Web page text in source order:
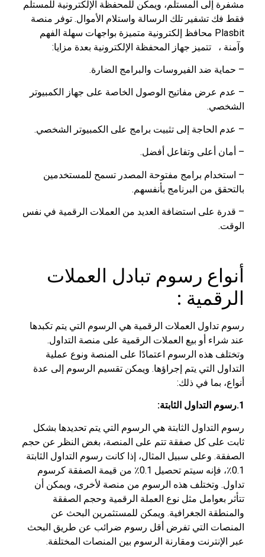
مشفرة إلى المستلم، ويمكن للمحفظة الإلكترونية للمستلم
فقط فك تشفير تلك الرسالة واستلام الأموال. توفر منصة
Plasbit محافظ إلكترونية متميزة بواجهات سهلة الفهم
وآمنة ، تتميز جهاز المحفظة الإلكترونية بعدة مزايا:
– حماية ضد الفيروسات والبرامج الضارة.
– عدم عرض مفاتيح الوصول الخاصة على جهاز الكمبيوتر
الشخصي.
– عدم الحاجة إلى تثبيت برامج على الكمبيوتر الشخصي.
– أمان أعلى وتفاعل أفضل.
– استخدام برامج مفتوحة المصدر تسمح للمستخدمين
بالتحقق من البرنامج بأنفسهم.
– قدرة على استضافة العديد من العملات الرقمية في نفس
الوقت.
أنواع رسوم تبادل العملات
الرقمية :
رسوم تداول العملات الرقمية هي الرسوم التي يتم تكبدها
عند شراء أو بيع العملات الرقمية على منصة التداول.
وتختلف هذه الرسوم اعتمادًا على المنصة ونوع عملية
التداول التي يتم إجراؤها. ويمكن تقسيم الرسوم إلى عدة
أنواع، بما في ذلك:
1.رسوم التداول الثابتة:
رسوم التداول الثابتة هي الرسوم التي يتم تحديدها بشكل
ثابت على كل صفقة تتم على المنصة، بغض النظر عن حجم
الصفقة. وعلى سبيل المثال، إذا كانت رسوم التداول الثابتة
0.1٪، فإنه سيتم تحصيل 0.1٪ من قيمة الصفقة كرسوم
تداول. وتختلف هذه الرسوم من منصة لأخرى، ويمكن أن
تتأثر بعوامل مثل نوع العملة الرقمية وحجم الصفقة
والمنطقة الجغرافية. ويمكن للمستثمرين البحث عن
المنصات التي تفرض أقل رسوم ضرائب عن طريق البحث
عبر الإنترنت ومقارنة الرسوم بين المنصات المختلفة.